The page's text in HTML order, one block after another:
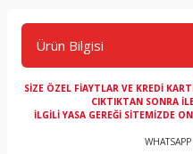
Ürün Bilgisi
SİZE ÖZEL FİAYTLAR VE KREDİ
CIKTIKTAN SONRA
İLGİLİ YASA GEREĞİ SİTEMİZDE